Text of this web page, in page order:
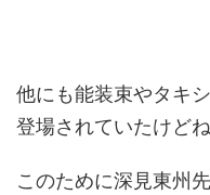
他にも能装束やタキ
登場されていたけどね
このために深見東州